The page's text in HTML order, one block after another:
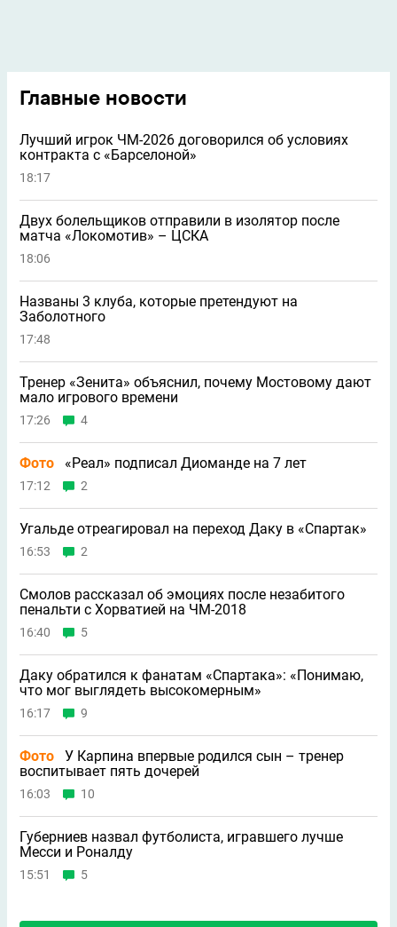
Главные новости
Лучший игрок ЧМ-2026 договорился об условиях
контракта с «Барселоной»
18:17
Двух болельщиков отправили в изолятор после
матча «Локомотив» – ЦСКА
18:06
Названы 3 клуба, которые претендуют на
Заболотного
17:48
Тренер «Зенита» объяснил, почему Мостовому дают
мало игрового времени
17:26 4
Фото «Реал» подписал Диоманде на 7 лет
17:12 2
Угальде отреагировал на переход Даку в «Спартак»
16:53 2
Смолов рассказал об эмоциях после незабитого
пенальти с Хорватией на ЧМ-2018
16:40 5
Даку обратился к фанатам «Спартака»: «Понимаю,
что мог выглядеть высокомерным»
16:17 9
Фото
У Карпина впервые родился сын – тренер
воспитывает пять дочерей
16:03 10
Губерниев назвал футболиста, игравшего лучше
Месси и Роналду
15:51 5